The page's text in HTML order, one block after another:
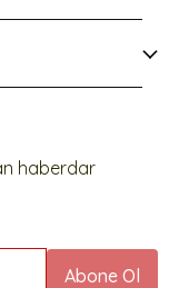
haberdar
Abone Ol